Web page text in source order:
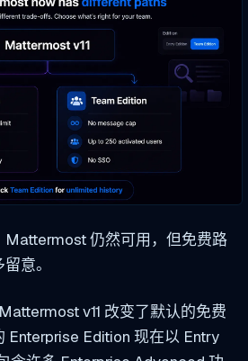
Mattermost 仍然可用，但免费路
意。
v11 改变了默认的免费
Enterprise Edition 现在以 Entry